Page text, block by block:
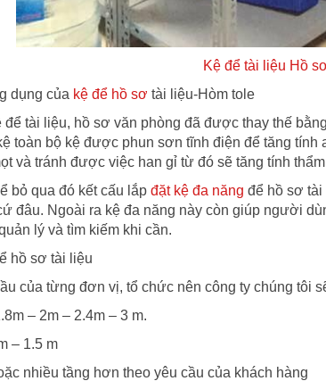
Kệ để tài liệu Hồ
dụng của kệ để hồ sơ tài liệu-Hòm tole
để tài liệu, hồ sơ văn phòng đã được thay thế
toàn bộ kệ được phun sơn tĩnh điện để tăng
và tránh được việc han gỉ từ đó sẽ tăng tính
bỏ qua đó kết cấu lắp đặt kệ đa năng để hồ sơ tài
đâu. Ngoài ra kệ đa năng này còn giúp người
lý và tìm kiếm khi cần.
hồ sơ tài liệu
của từng đơn vị, tổ chức nên công ty chúng tôi
– 2m – 2.4m – 3 m.
– 1.5 m
nhiều tầng hơn theo yêu cầu của khách hàng